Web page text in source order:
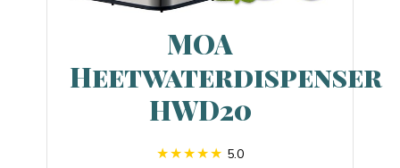
MOA
Heetwaterdispenser
HWD20
5.0